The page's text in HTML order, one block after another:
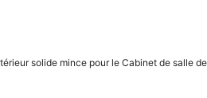
solide mince pour le Cabinet de salle